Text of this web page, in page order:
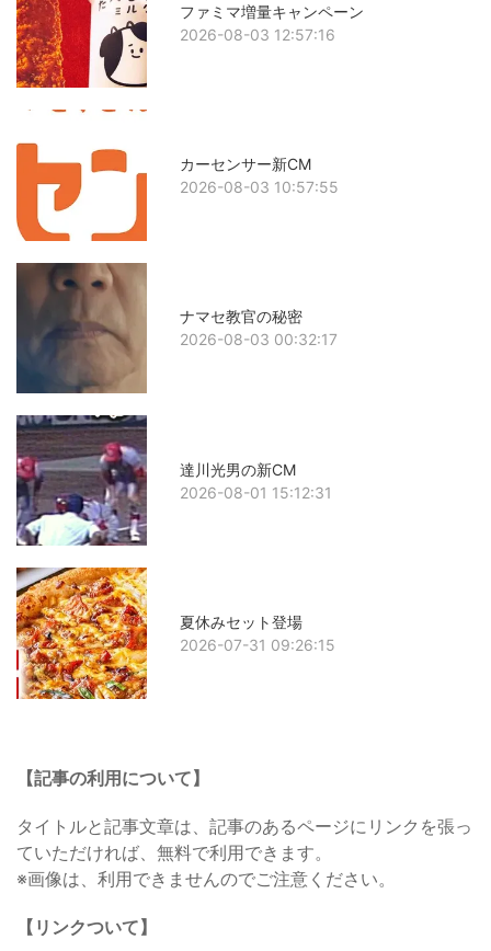
ファミマ増量キャンペーン
2026-08-03 12:57:16
カーセンサー新CM
2026-08-03 10:57:55
ナマセ教官の秘密
2026-08-03 00:32:17
達川光男の新CM
2026-08-01 15:12:31
夏休みセット登場
2026-07-31 09:26:15
【記事の利用について】
タイトルと記事文章は、記事のあるページにリンクを張っ
ていただければ、無料で利用できます。
※画像は、利用できませんのでご注意ください。
【リンクついて】